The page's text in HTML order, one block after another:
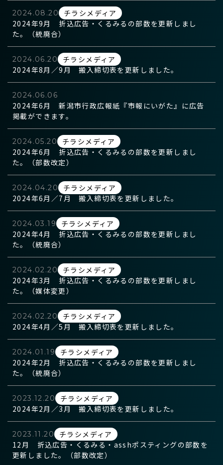
2024.08.20
チラシメディア
2024年9月 折込広告・くるみるの部数を更新しまし
た。（統廃合）
2024.06.20
チラシメディア
2024年8月／9月 搬入締切表を更新しました。
2024.06.06
2024年6月 新潟市行政広報紙『市報にいがた』に広告
掲載ができます。
2024.05.20
チラシメディア
2024年6月 折込広告・くるみるの部数を更新しまし
た。（部数改定）
2024.04.20
チラシメディア
2024年6月／7月 搬入締切表を更新しました。
2024.03.19
チラシメディア
2024年4月 折込広告・くるみるの部数を更新しまし
た。（統廃合）
2024.02.20
チラシメディア
2024年3月 折込広告・くるみるの部数を更新しまし
た。（媒体変更）
2024.02.20
チラシメディア
2024年4月／5月 搬入締切表を更新しました。
2024.01.19
チラシメディア
2024年2月 折込広告・くるみるの部数を更新しまし
た。（統廃合）
2023.12.20
チラシメディア
2024年2月／3月 搬入締切表を更新しました。
2023.11.20
チラシメディア
12月 折込広告・くるみる・asshポスティングの部数を
更新しました。（部数改定）